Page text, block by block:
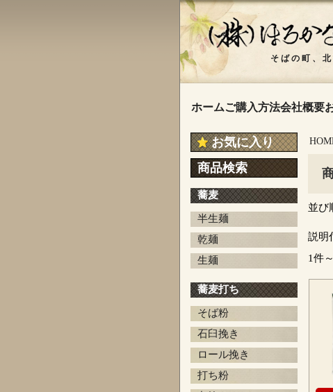
お気に入り
商品検索
蕎麦
半生麺
乾麺
生麺
蕎麦打ち
そば粉
石臼挽き
ロール挽き
打ち粉
ホームご購入方法会社概要
並び
説明
1件